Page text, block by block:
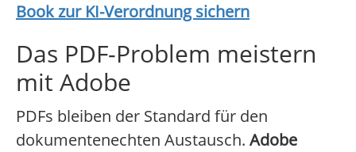
Book zur KI-Verordnung sichern
Das PDF-Problem meistern
mit Adobe
PDFs bleiben der Standard für den
dokumentenechten Austausch. Adobe